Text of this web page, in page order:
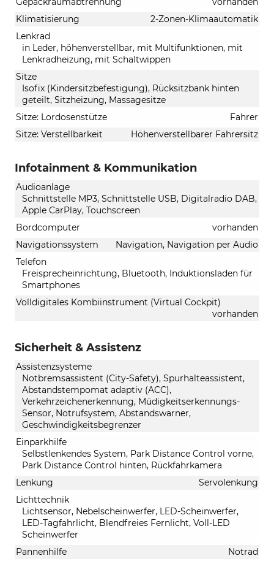
Klimatisierung
2-Zonen-Klimaautomatik
Lenkrad
in Leder, höhenverstellbar, mit Multifunktionen, mit
Lenkradheizung, mit Schaltwippen
Sitze
Isofix (Kindersitzbefestigung), Rücksitzbank hinten
geteilt, Sitzheizung, Massagesitze
Sitze: Lordosenstütze
Fahrer
Sitze: Verstellbarkeit
Höhenverstellbarer Fahrersitz
Infotainment & Kommunikation
Audioanlage
Schnittstelle MP3, Schnittstelle USB, Digitalradio DAB,
Apple CarPlay, Touchscreen
Bordcomputer
vorhanden
Navigationssystem
Navigation, Navigation per Audio
Telefon
Freisprecheinrichtung, Bluetooth, Induktionsladen für
Smartphones
Volldigitales Kombiinstrument (Virtual Cockpit)
vorhanden
Sicherheit & Assistenz
Assistenzsysteme
Notbremsassistent (City-Safety), Spurhalteassistent,
Abstandstempomat adaptiv (ACC),
Verkehrzeichenerkennung, Müdigkeitserkennungs-
Sensor, Notrufsystem, Abstandswarner,
Geschwindigkeitsbegrenzer
Einparkhilfe
Selbstlenkendes System, Park Distance Control vorne,
Park Distance Control hinten, Rückfahrkamera
Lenkung
Servolenkung
Lichttechnik
Lichtsensor, Nebelscheinwerfer, LED-Scheinwerfer,
LED-Tagfahrlicht, Blendfreies Fernlicht, Voll-LED
Scheinwerfer
Pannenhilfe
Notrad